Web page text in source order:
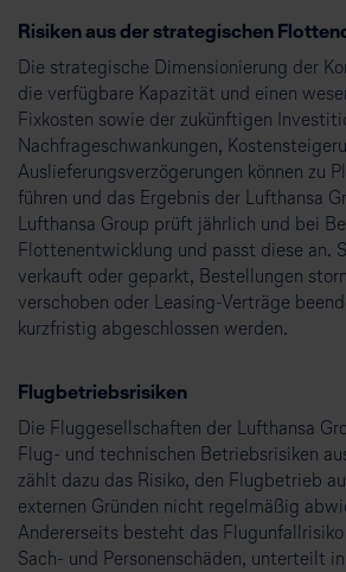
Risiken aus der strategischen
Die strategische Dimensionierung der
die verfügbare Kapazität und einen
Fixkosten sowie der zukünftigen
Nachfrageschwankungen,
Auslieferungsverzögerungen können zu
führen und das Ergebnis der Lufthansa
Lufthansa Group prüft jährlich und bei
Flottenentwicklung und passt diese an.
verkauft oder geparkt, Bestellungen
verschoben oder Leasing-Verträge
kurzfristig abgeschlossen werden.
Flugbetriebsrisiken
Die Fluggesellschaften der Lufthansa
Flug- und technischen Betriebsrisiken
zählt dazu das Risiko, den Flugbetrieb
externen Gründen nicht regelmäßig
Andererseits besteht das
Sach- und Personenschäden, unterteilt